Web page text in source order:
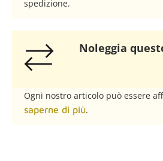
spedizione.
Noleggia
Ogni nostro articolo può essere
saperne di più.